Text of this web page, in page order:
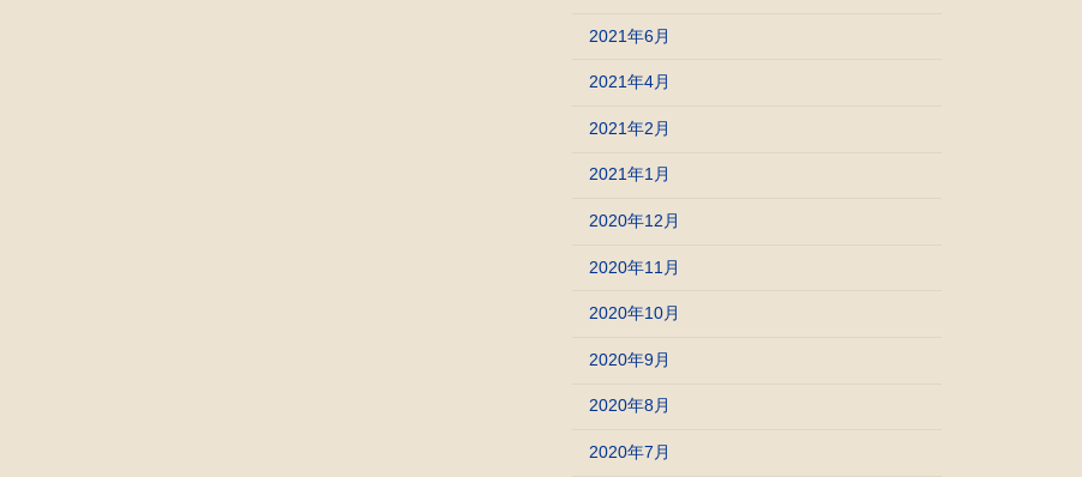
2021年6月
2021年4月
2021年2月
2021年1月
2020年12月
2020年11月
2020年10月
2020年9月
2020年8月
2020年7月